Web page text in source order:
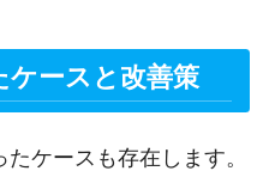
ケースと改善策
ケースも存在します。